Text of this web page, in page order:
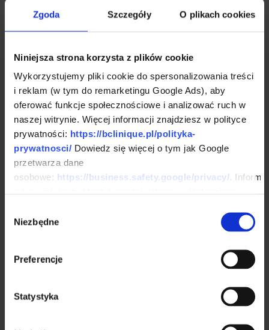
Zgoda Szczegóły O plikach cookies
Niniejsza strona korzysta z plików cookie
Wykorzystujemy pliki cookie do spersonalizowania treści
i reklam (w tym do remarketingu Google Ads), aby
oferować funkcje społecznościowe i analizować ruch w
naszej witrynie. Więcej informacji znajdziesz w polityce
prywatności: https://bclinique.pl/polityka-
prywatnosci/ Dowiedz się więcej o tym jak Google
przetwarza dane
osobowe: https://business.safety.google/privacy/.
analitycznym. Partnerzy mogą połączyć te informacje z
innymi danymi otrzymanymi od Ciebie lub uzyskanymi
zgody
Niezbędne
Preferencje
Statystyka
Ochrona danych i
prywatności
W prowadzonych obserwacjach
klinicznych stosujemy zasady
pseudonimizacji danych. Oznacza
to, że dane uczestników
oznaczane są indywidualnym
badawczych.
wykorzystywana jest wyłącznie